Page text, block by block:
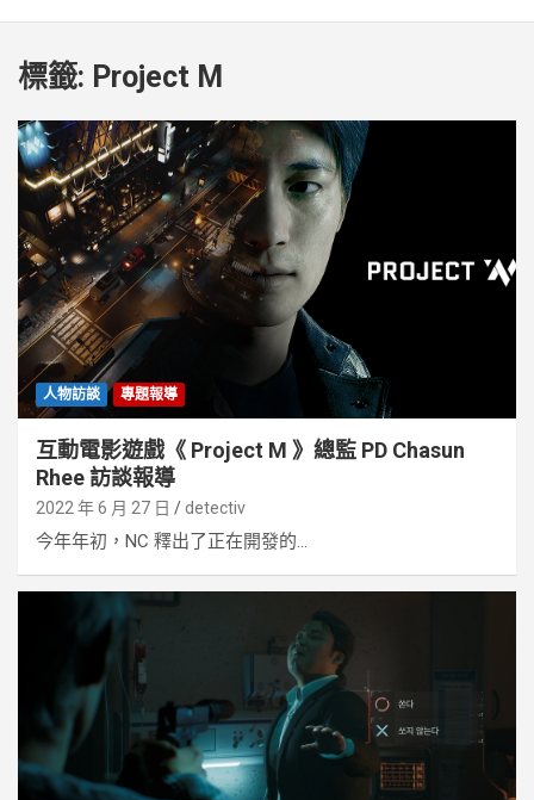
標籤: Project M
人物訪談 專題報導
互動電影遊戲《 Project M 》總監 PD Chasun
Rhee 訪談報導
2022 年 6 月 27 日 detectiv
今年年初，NC 釋出了正在開發的...